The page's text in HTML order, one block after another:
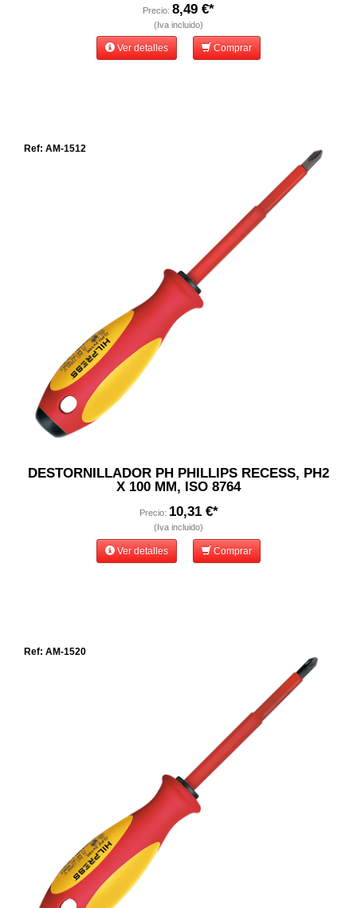
Precio: 8,49 €*
(Iva incluido)
Ver detalles Comprar
Ref: AM-1512
DESTORNILLADOR PH PHILLIPS RECESS, PH2
X 100 MM, ISO 8764
Precio: 10,31 €*
(Iva incluido)
Ver detalles Comprar
Ref: AM-1520